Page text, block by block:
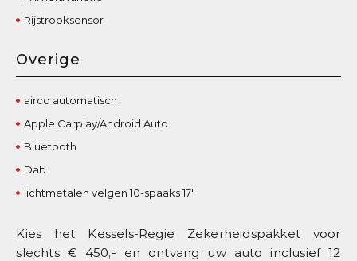
Rijstrooksensor
Overige
airco automatisch
Apple Carplay/Android Auto
Bluetooth
Dab
lichtmetalen velgen 10-spaaks 17"
Kies het Kessels-Regie Zekerheidspakket voor
slechts € 450,- en ontvang uw auto inclusief 12